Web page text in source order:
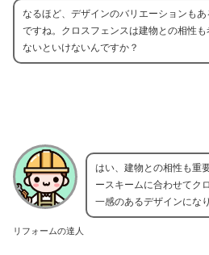
なるほど、デザインのバリエーションもあ
ですね。クロスフェンスは建物との相性も
ないといけないんですか？
リフォームの達人
はい、建物との相性も重
ースキームに合わせてク
一感のあるデザインにな